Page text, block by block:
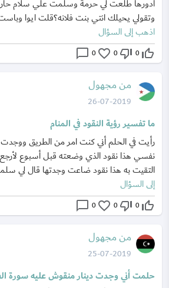
ادورها طلعت لي حرمة وسلمت علي سلام حار
وتقولي يحيلك انتي بنت فلانه؟قلت ايوا
اذهب إلى السؤال
thumb_up_off_alt
0
thumb_down_off_alt
0
favorite_border
0
chat_bubble_outline
من مجهول
26-07-2019
ما تفسير رؤية النقود في المنام
رأيت في الحلم أني كنت امر من الطريق
نفسي هذا نقود الذي وضعته قبل أسبوع
التقيت به هذا نقود ضاعت وجدتها قال لي
إلى السؤال
thumb_up_off_alt
0
thumb_down_off_alt
0
favorite_border
0
chat_bubble_outline
من مجهول
25-07-2019
حلمت أني وجدت دينار منقوش عليه سورة